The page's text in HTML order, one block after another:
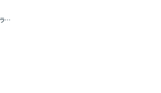
ウォーターバッグブラック エアーポンプセット １５ｋｇ